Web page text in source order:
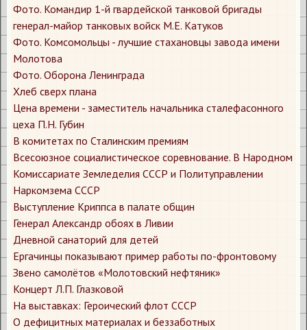
Фото. Командир 1-й гвардейской танковой бригады
генерал-майор танковых войск М.Е. Катуков
Фото. Комсомольцы - лучшие стахановцы завода имени
Молотова
Фото. Оборона Ленинграда
Хлеб сверх плана
Цена времени - заместитель начальника сталефасонного
цеха П.Н. Губин
​В комитетах по Сталинским премиям
​Всесоюзное социалистическое соревнование. В Народном
Комиссариате Земледелия СССР и Политуправлении
Наркомзема СССР
​Выступление Криппса в палате общин
​Генерал Александр обоях в Ливии
​Дневной санаторий для детей
​Ергачинцы показывают пример работы по-фронтовому
​Звено самолётов «Молотовский нефтяник»
​Концерт Л.П. Глазковой
​На выставках: Героический флот СССР
​О дефицитных материалах и беззаботных